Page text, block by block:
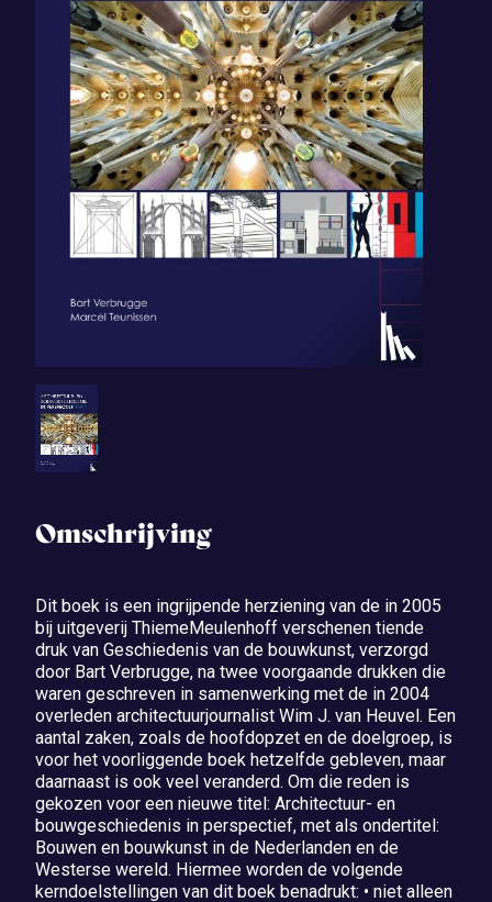
Omschrijving
Dit boek is een ingrijpende herziening van de in 2005
bij uitgeverij ThiemeMeulenhoff verschenen tiende
druk van Geschiedenis van de bouwkunst, verzorgd
door Bart Verbrugge, na twee voorgaande drukken die
waren geschreven in samenwerking met de in 2004
overleden architectuurjournalist Wim J. van Heuvel. Een
aantal zaken, zoals de hoofdopzet en de doelgroep, is
voor het voorliggende boek hetzelfde gebleven, maar
daarnaast is ook veel veranderd. Om die reden is
gekozen voor een nieuwe titel: Architectuur- en
bouwgeschiedenis in perspectief, met als ondertitel:
Bouwen en bouwkunst in de Nederlanden en de
Westerse wereld. Hiermee worden de volgende
kerndoelstellingen van dit boek benadrukt: • niet alleen